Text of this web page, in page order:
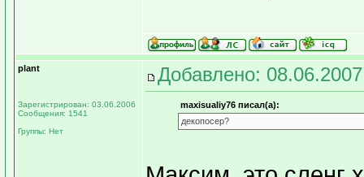
plant
Зарегистрирован: 03.06.2006
Сообщения: 1541
Группы: Нет
Добавлено:
maxisualiy76 писал(а):
декопосер?